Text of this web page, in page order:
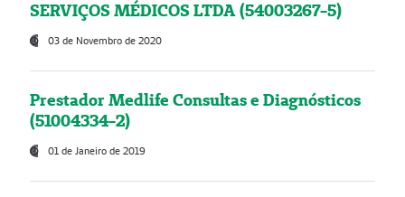
SERVIÇOS MÉDICOS LTDA (54003267-5)
03 de Novembro de 2020
Prestador Medlife Consultas e Diagnósticos
(51004334-2)
01 de Janeiro de 2019